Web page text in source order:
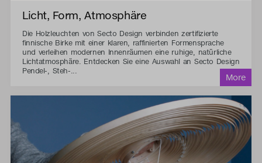
Licht, Form, Atmosphäre
Die Holzleuchten von Secto Design verbinden zertifizierte
finnische Birke mit einer klaren, raffinierten Formensprache
und verleihen modernen Innenräumen eine ruhige, natürliche
Lichtatmosphäre. Entdecken Sie eine Auswahl an Secto Design
Pendel-, Steh-...